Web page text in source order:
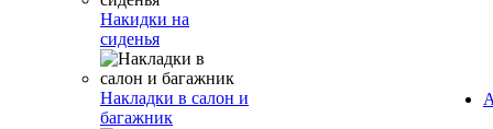
Накидки на
сиденья
Накладки в салон и
багажник